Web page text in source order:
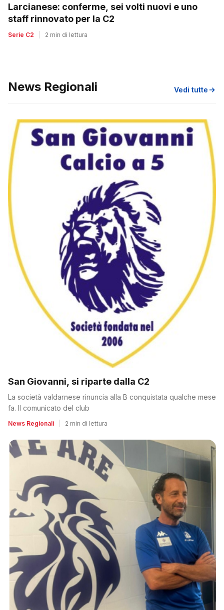
Larcianese: conferme, sei volti nuovi e uno
staff rinnovato per la C2
Serie C2 2 min di lettura
News Regionali Vedi tutte
San Giovanni, si riparte dalla C2
La società valdarnese rinuncia alla B conquistata qualche mese
fa. Il comunicato del club
News Regionali 2 min di lettura